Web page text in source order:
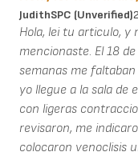
JudithSPC (unverified)
Hola, lei tu articulo, y
mencionaste. El 18
semanas me
yo llegue a la sala de
con ligeras
revisaron, me
colocaron venoclisis